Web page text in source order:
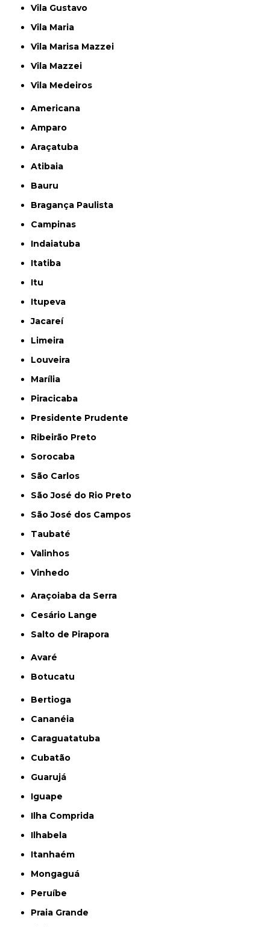
Vila Gustavo
Vila Maria
Vila Marisa Mazzei
Vila Mazzei
Vila Medeiros
Americana
Amparo
Araçatuba
Atibaia
Bauru
Bragança Paulista
Campinas
Indaiatuba
Itatiba
Itu
Itupeva
Jacareí
Limeira
Louveira
Marília
Piracicaba
Presidente Prudente
Ribeirão Preto
Sorocaba
São Carlos
São José do Rio Preto
São José dos Campos
Taubaté
Valinhos
Vinhedo
Araçoiaba da Serra
Cesário Lange
Salto de Pirapora
Avaré
Botucatu
Bertioga
Cananéia
Caraguatatuba
Cubatão
Guarujá
Iguape
Ilha Comprida
Ilhabela
Itanhaém
Mongaguá
Peruíbe
Praia Grande